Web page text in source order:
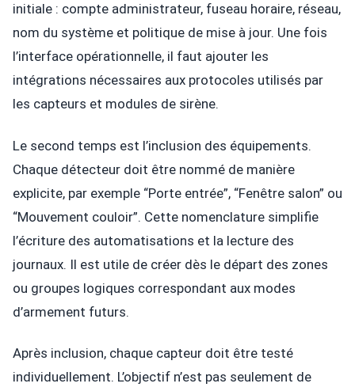
initiale : compte administrateur, fuseau horaire, réseau,
nom du système et politique de mise à jour. Une fois
l’interface opérationnelle, il faut ajouter les
intégrations nécessaires aux protocoles utilisés par
les capteurs et modules de sirène.
Le second temps est l’inclusion des équipements.
Chaque détecteur doit être nommé de manière
explicite, par exemple “Porte entrée”, “Fenêtre salon” ou
“Mouvement couloir”. Cette nomenclature simplifie
l’écriture des automatisations et la lecture des
journaux. Il est utile de créer dès le départ des zones
ou groupes logiques correspondant aux modes
d’armement futurs.
Après inclusion, chaque capteur doit être testé
individuellement. L’objectif n’est pas seulement de